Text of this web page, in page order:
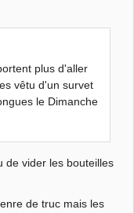
plus d'aller
vêtu d'un survet
le Dimanche
de vider les bouteilles
de truc mais les